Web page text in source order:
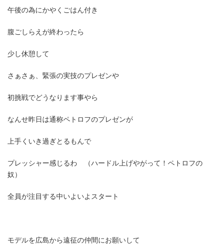
午後の為にかやくごはん付き
腹ごしらえが終わったら
少し休憩して
さぁさぁ、緊張の実技のプレゼンや
初挑戦でどうなります事やら
なんせ昨日は通称ペトロフのプレゼンが
上手くいき過ぎとるもんで
プレッシャー感じるわ （ハードル上げやがって！ペトロフの
奴）
全員が注目する中いよいよスタート
モデルを広島から遠征の仲間にお願いして